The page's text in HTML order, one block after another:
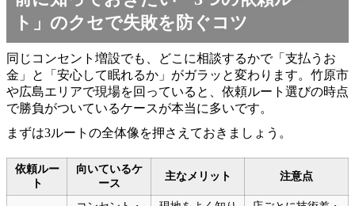
ト」のクセで失敗を防ぐコツ
同じコンセント増設でも、どこに相談するかで「支払うお
金」と「安心して眠れるか」がガラッと変わります。竹原市
や広島エリアで現場を回っていると、依頼ルート選びの時点
で勝負がついているケースが本当に多いです。
まずは3ルートの全体像を押さえておきましょう。
依頼ルー
ト
向いているケ
ース
主なメリット 注意点